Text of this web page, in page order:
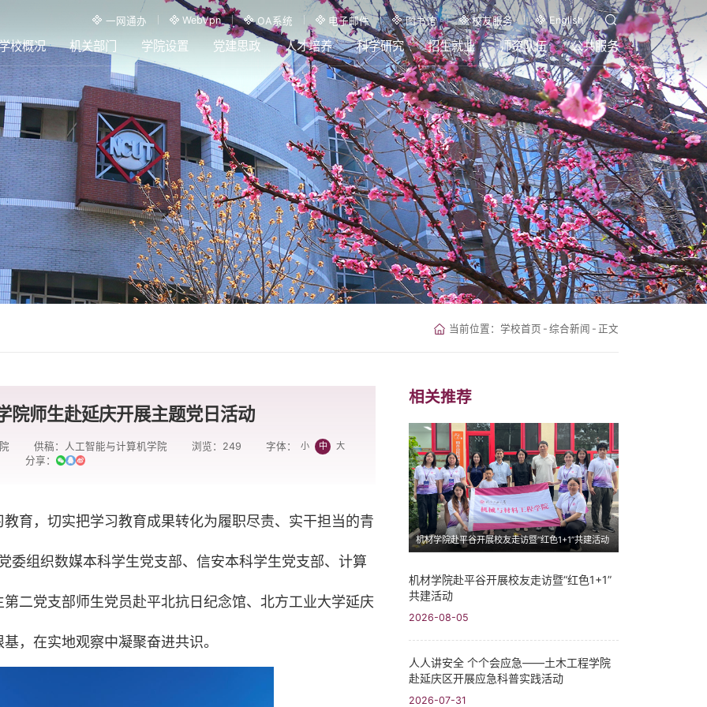
一网通办 WebVpn OA系统 电子邮件 图书馆 校友服务 English
校概况 机关部门 学院设置 党建思政 人才培养 科学研究 招生就业 师资队伍 公共服务
当前位置： 学校首页 - 综合新闻 - 正文
院师生赴延庆开展主题党日活动
供稿：人工智能与计算机学院 浏览： 249 字体： 小 中 大
分享：
育，切实把学习教育成果转化为履职尽责、实干担当的青
委组织数媒本科学生党支部、信安本科学生党支部、计算
二党支部师生党员赴平北抗日纪念馆、北方工业大学延庆
，在实地观察中凝聚奋进共识。
相关推荐
机材学院赴平谷开展校友走访暨“红色1+1”共建活动
机材学院赴平谷开展校友走访暨“红色1+1”
共建活动
2026-08-05
人人讲安全 个个会应急——土木工程学院
赴延庆区开展应急科普实践活动
2026-07-31